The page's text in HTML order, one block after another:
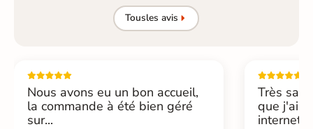
Tousles avis
Nous avons eu un bon accueil,
la commande à été bien géré
sur...
Très
que j'ai
internet....